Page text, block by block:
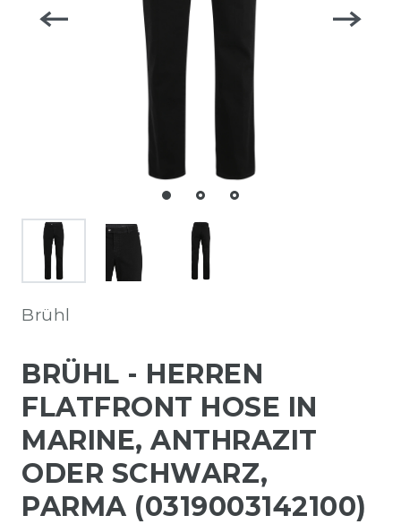
Brühl
BRÜHL - HERREN
FLATFRONT HOSE IN
MARINE, ANTHRAZIT
ODER SCHWARZ,
PARMA (0319003142100)